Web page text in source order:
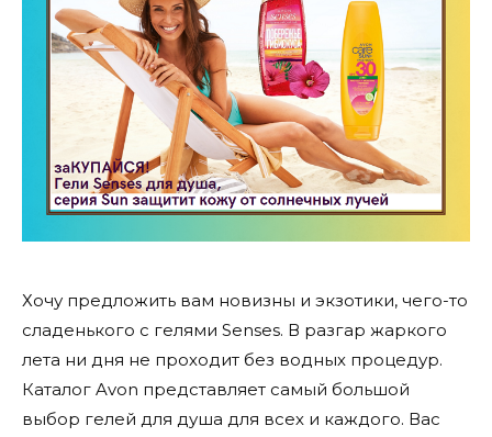
Хочу предложить вам новизны и экзотики, чего-то
сладенького с гелями Senses. В разгар жаркого
лета ни дня не проходит без водных процедур.
Каталог Avon представляет самый большой
выбор гелей для душа для всех и каждого. Вас